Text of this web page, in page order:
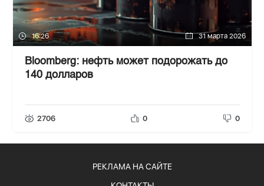
16:26 31 марта 2026
Bloomberg: нефть может подорожать до
140 долларов
2706 0 0
РЕКЛАМА НА САЙТЕ